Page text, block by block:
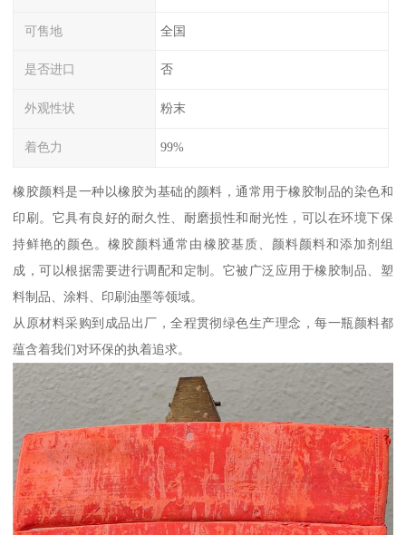
可售地 全国
是否进口 否
外观性状 粉末
着色力 99%
橡胶颜料是一种以橡胶为基础的颜料，通常用于橡胶制品的染色和
印刷。它具有良好的耐久性、耐磨损性和耐光性，可以在环境下保
持鲜艳的颜色。橡胶颜料通常由橡胶基质、颜料颜料和添加剂组
成，可以根据需要进行调配和定制。它被广泛应用于橡胶制品、塑
料制品、涂料、印刷油墨等领域。
从原材料采购到成品出厂，全程贯彻绿色生产理念，每一瓶颜料都
蕴含着我们对环保的执着追求。